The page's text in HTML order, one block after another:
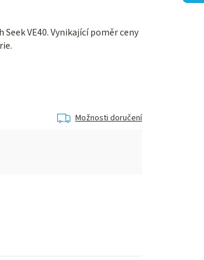
VE40. Vynikající poměr ceny
Možnosti doručení